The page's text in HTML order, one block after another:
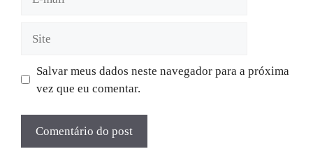
Salvar meus dados neste navegador para a próxima
vez que eu comentar.